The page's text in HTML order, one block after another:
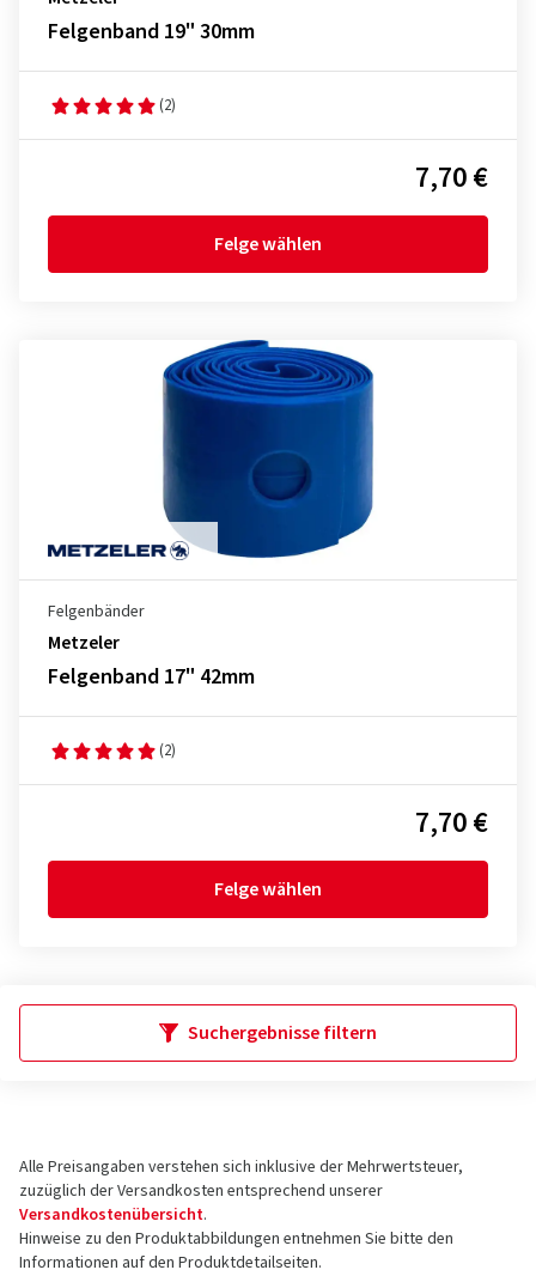
Felgenband 19" 30mm
(2)
7,70 €
Felge wählen
Felgenbänder
Metzeler
Felgenband 17" 42mm
(2)
7,70 €
Felge wählen
Suchergebnisse filtern
Alle Preisangaben verstehen sich inklusive der Mehrwertsteuer,
zuzüglich der Versandkosten entsprechend unserer
Versandkostenübersicht.
Hinweise zu den Produktabbildungen entnehmen Sie bitte den
Informationen auf den Produktdetailseiten.